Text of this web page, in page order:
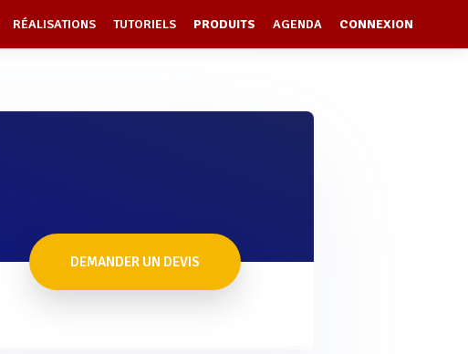
RÉALISATIONS TUTORIELS PRODUITS AGENDA CONNEXION
DEMANDER UN DEVIS